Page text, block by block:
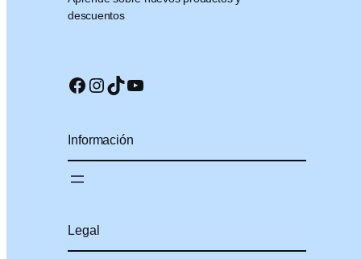
descuentos
Facebook Instagram TikTok YouTube
Información
Legal